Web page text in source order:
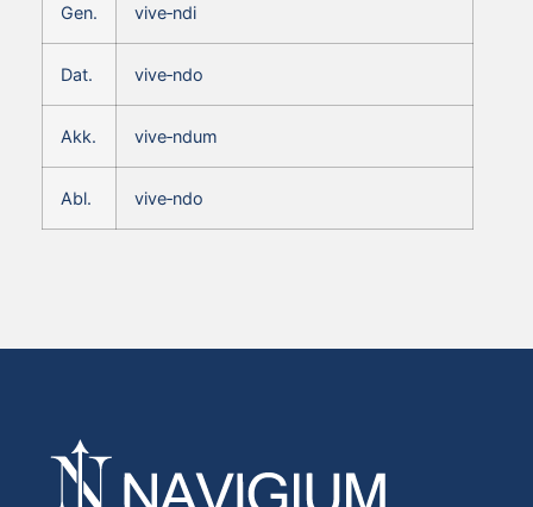
Gen. vive‑ndi
Dat. vive‑ndo
Akk. vive‑ndum
Abl. vive‑ndo